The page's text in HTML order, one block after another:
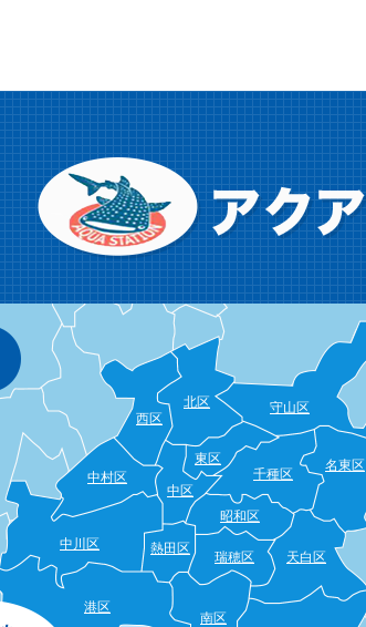
北区
西区
守山区
東区 名東区
千種区
中区
中村区
昭和区
天白区
瑞穂区
熱田区
中川区
南区
港区